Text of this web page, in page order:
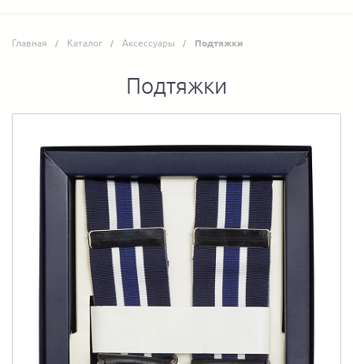
Главная Каталог Аксессуары Подтяжки
Подтяжки